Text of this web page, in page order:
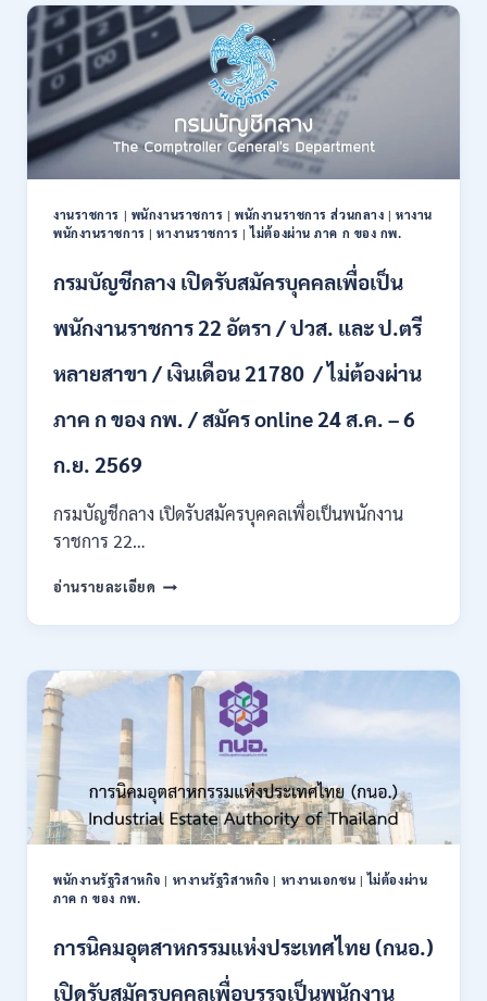
กรกฎาคม
–
10
สิงหาคม
2569
งาน
ไม่
ต้อง
ผ่าน
ภาค
ของ
กพ.
เงิน
เดือน
ค่า
ชีพ
ค่า
พิเศษ
22
งานราชการ | พนักงานราชการ |พนักงานราชการ ส่วนกลาง |หางาน
พนักงานราชการ |หางานราชการ |ไม่ต้องผ่าน ภาค ก ของ กพ.
กรมบัญชีกลาง เปิดรับสมัครบุคคลเพื่อเป็น
พนักงานราชการ 22 อัตรา / ปวส. และ ป.ตรี
หลายสาขา / เงินเดือน 21780 / ไม่ต้องผ่าน
ภาค ก ของ กพ. / สมัคร online 24 ส.ค. – 6
ก.ย. 2569
กรมบัญชีกลาง เปิดรับสมัครบุคคลเพื่อเป็นพนักงาน
ราชการ 22…
อ่านรายละเอียด กรม
กลาง
รับ
สมัคร
พนักงาน
ราชการ
22
อัตรา
ปวส.
หลาย
/
พนักงานรัฐวิสาหกิจ | หางานรัฐวิสาหกิจ | หางานเอกชน |ไม่ต้องผ่าน
ภาค ก ของ กพ.
การนิคมอุตสาหกรรมแห่งประเทศไทย (กนอ.)
เปิดรับสมัครบุคคลเพื่อบรรจุเป็นพนักงาน